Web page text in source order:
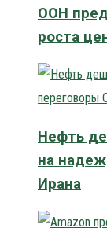
ООН
роста
Нефть
на
Ирана